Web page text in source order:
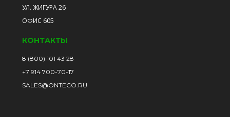
УЛ. ЖИГУРА 26
ОФИС 605
КОНТАКТЫ
8 (800) 101 43 28
+7 914 700-70-17
SALES@ONTECO.RU